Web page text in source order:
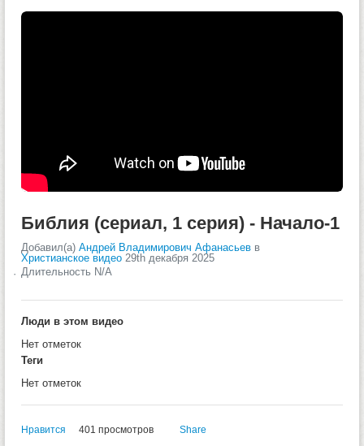
Библия (сериал, 1 серия) - Начало-1
Добавил(а) Андрей Владимирович Афанасьев в
Христианское видео 29th декабря 2025
Длительность N/A
Люди в этом видео
Нет отметок
Теги
Нет отметок
Нравится 401 просмотров Share